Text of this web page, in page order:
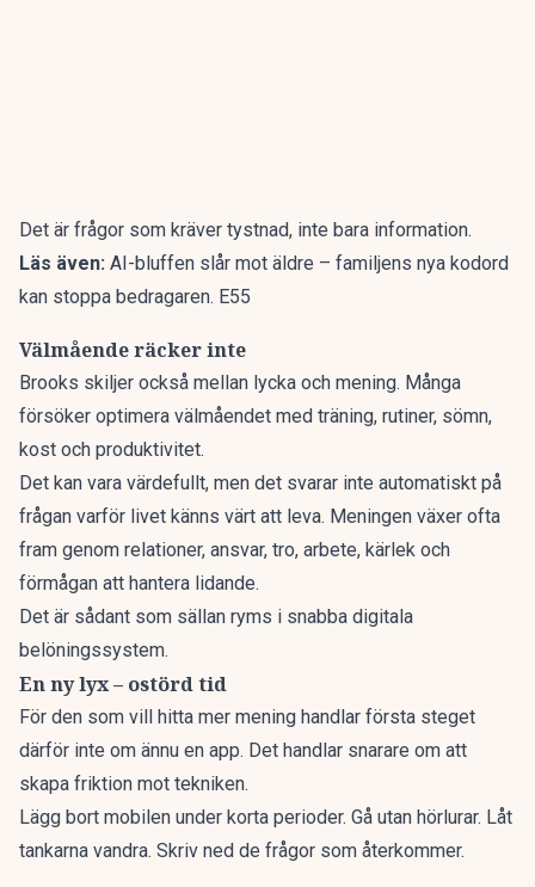
Det är frågor som kräver tystnad, inte bara information.
Läs även: AI-bluffen slår mot äldre – familjens nya kodord
kan stoppa bedragaren. E55
Välmående räcker inte
Brooks skiljer också mellan lycka och mening. Många
försöker optimera välmåendet med träning, rutiner, sömn,
kost och produktivitet.
Det kan vara värdefullt, men det svarar inte automatiskt på
frågan varför livet känns värt att leva. Meningen växer ofta
fram genom relationer, ansvar, tro, arbete, kärlek och
förmågan att hantera lidande.
Det är sådant som sällan ryms i snabba digitala
belöningssystem.
En ny lyx – ostörd tid
För den som vill hitta mer mening handlar första steget
därför inte om ännu en app. Det handlar snarare om att
skapa friktion mot tekniken.
Lägg bort mobilen under korta perioder. Gå utan hörlurar. Låt
tankarna vandra. Skriv ned de frågor som återkommer.